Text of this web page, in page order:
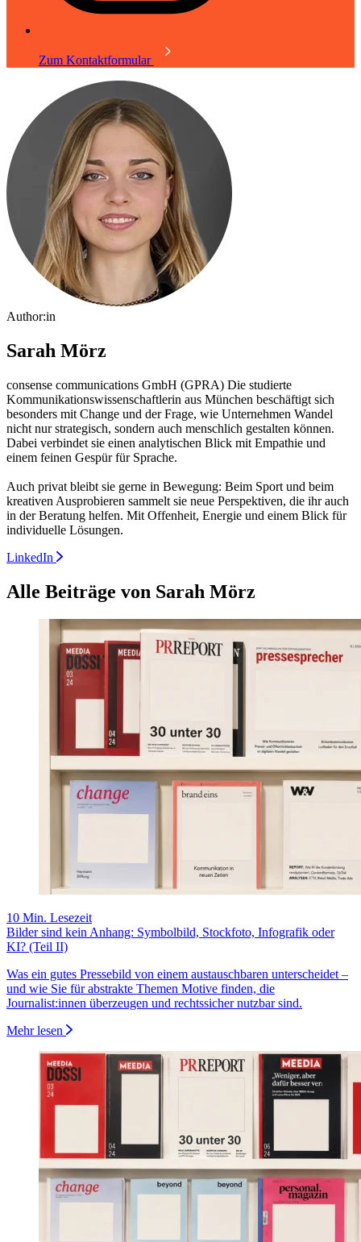
Zum Kontaktformular
Author:in
Sarah Mörz
consense communications GmbH (GPRA) Die studierte
Kommunikationswissenschaftlerin aus München beschäftigt sich
besonders mit Change und der Frage, wie Unternehmen Wandel
nicht nur strategisch, sondern auch menschlich gestalten können.
Dabei verbindet sie einen analytischen Blick mit Empathie und
einem feinen Gespür für Sprache.
Auch privat bleibt sie gerne in Bewegung: Beim Sport und beim
kreativen Ausprobieren sammelt sie neue Perspektiven, die ihr auch
in der Beratung helfen. Mit Offenheit, Energie und einem Blick für
individuelle Lösungen.
LinkedIn
Alle Beiträge von Sarah Mörz
10 Min. Lesezeit
Bilder sind kein Anhang: Symbolbild, Stockfoto, Infografik oder
KI? (Teil II)
Was ein gutes Pressebild von einem austauschbaren unterscheidet –
und wie Sie für abstrakte Themen Motive finden, die
Journalist:innen überzeugen und rechtssicher nutzbar sind.
Mehr lesen